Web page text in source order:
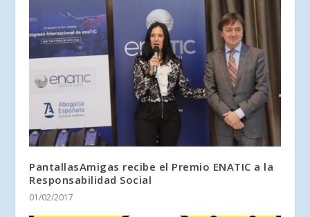
PantallasAmigas recibe el Premio ENATIC a la
Responsabilidad Social
01/02/2017